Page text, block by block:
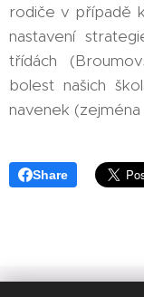
rodiče v případě
nastavení
třídách
bolest našich
navenek
Share